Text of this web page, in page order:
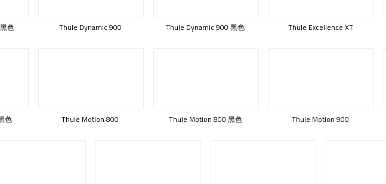
色 Thule Dynamic 900 Thule Dynamic 900 黑色 Thule Excellence XT
色 Thule Motion 800 Thule Motion 800 黑色 Thule Motion 900